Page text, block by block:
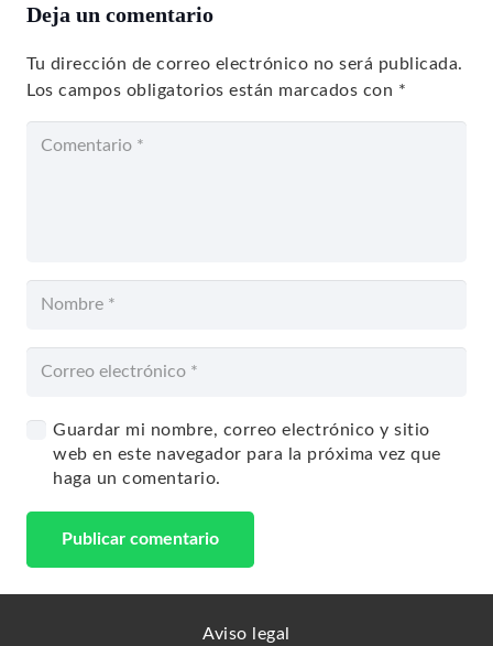
Deja un comentario
Tu dirección de correo electrónico no será publicada.
Los campos obligatorios están marcados con *
Guardar mi nombre, correo electrónico y sitio
web en este navegador para la próxima vez que
haga un comentario.
Publicar comentario
Aviso legal